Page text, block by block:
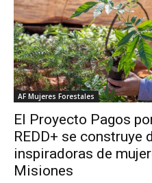
AF Mujeres Forestales
El Proyecto Pagos
REDD+ se construye
inspiradoras de
Misiones